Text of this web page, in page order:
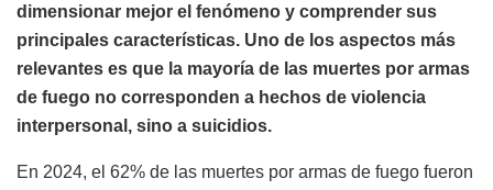
dimensionar mejor el fenómeno y comprender sus
principales características. Uno de los aspectos más
relevantes es que la mayoría de las muertes por armas
de fuego no corresponden a hechos de violencia
interpersonal, sino a suicidios.
En 2024, el 62% de las muertes por armas de fuego fueron